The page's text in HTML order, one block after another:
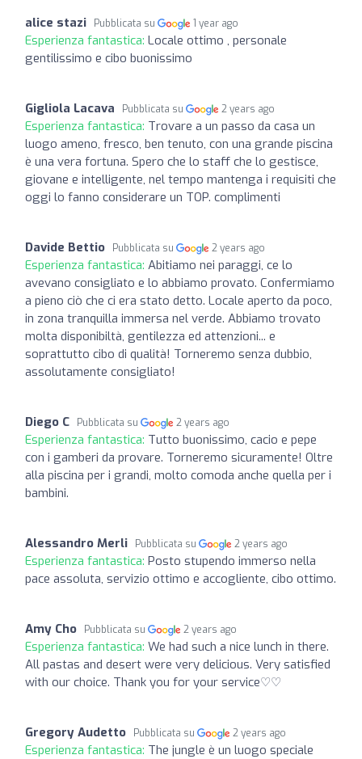
alice stazi Pubblicata su 1 year ago
Esperienza fantastica: Locale ottimo , personale
gentilissimo e cibo buonissimo
Gigliola Lacava Pubblicata su 2 years ago
Esperienza fantastica: Trovare a un passo da casa un
luogo ameno, fresco, ben tenuto, con una grande piscina
è una vera fortuna. Spero che lo staff che lo gestisce,
giovane e intelligente, nel tempo mantenga i requisiti che
oggi lo fanno considerare un TOP. complimenti
Davide Bettio Pubblicata su 2 years ago
Esperienza fantastica: Abitiamo nei paraggi, ce lo
avevano consigliato e lo abbiamo provato. Confermiamo
a pieno ciò che ci era stato detto. Locale aperto da poco,
in zona tranquilla immersa nel verde. Abbiamo trovato
molta disponibiltà, gentilezza ed attenzioni... e
soprattutto cibo di qualità! Torneremo senza dubbio,
assolutamente consigliato!
Diego C Pubblicata su 2 years ago
Esperienza fantastica: Tutto buonissimo, cacio e pepe
con i gamberi da provare. Torneremo sicuramente! Oltre
alla piscina per i grandi, molto comoda anche quella per i
bambini.
Alessandro Merli Pubblicata su 2 years ago
Esperienza fantastica: Posto stupendo immerso nella
pace assoluta, servizio ottimo e accogliente, cibo ottimo.
Amy Cho Pubblicata su 2 years ago
Esperienza fantastica: We had such a nice lunch in there.
All pastas and desert were very delicious. Very satisfied
with our choice. Thank you for your service♡♡
Gregory Audetto Pubblicata su 2 years ago
Esperienza fantastica: The jungle è un luogo speciale